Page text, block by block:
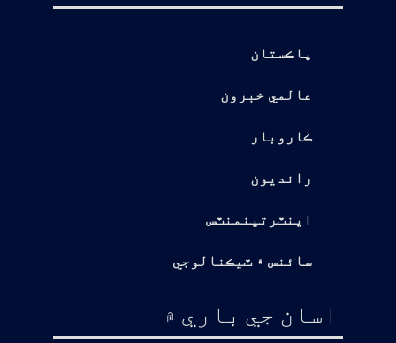
پاڪستان
عالمي خبرون
ڪاروبار
رانديون
اينٽرتينمنٽس
سائنس ۽ ٽيڪنالوجي
اسان جي باري ۾